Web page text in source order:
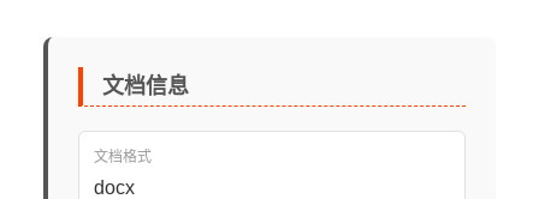
文档信息
文档格式
docx